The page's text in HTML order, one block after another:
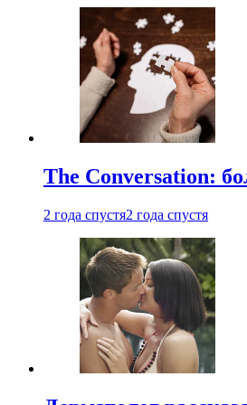
The Conversation:
2 года спустя2 года спустя